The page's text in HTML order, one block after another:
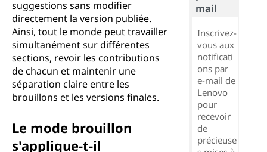
suggestions sans modifier
directement la version publiée.
Ainsi, tout le monde peut travailler
simultanément sur différentes
sections, revoir les contributions
de chacun et maintenir une
séparation claire entre les
brouillons et les versions finales.
Le mode brouillon
s'applique-t-il
mail
Inscrivez-
vous aux
notificati
ons par
e-mail de
Lenovo
pour
recevoir
de
précieuse